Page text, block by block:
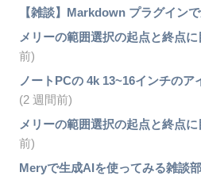
【雑談】Markdown プラグイン
メリーの範囲選択の起点と終点
前)
ノートPCの 4k 13~16インチのア
(2 週間前)
メリーの範囲選択の起点と終点
前)
Meryで生成AIを使ってみる雑談